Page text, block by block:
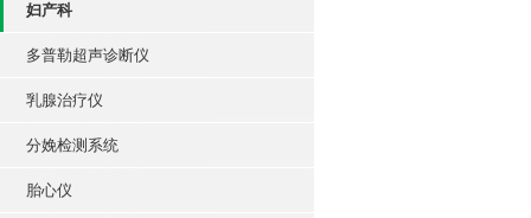
妇产科
多普勒超声诊断仪
乳腺治疗仪
分娩检测系统
胎心仪